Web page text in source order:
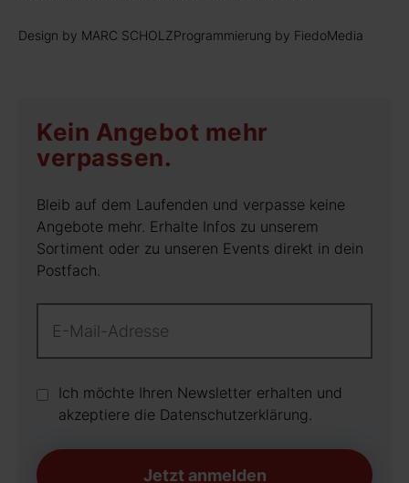
Design by MARC SCHOLZProgrammierung by FiedoMedia
Kein Angebot mehr
verpassen.
Bleib auf dem Laufenden und verpasse keine
Angebote mehr. Erhalte Infos zu unserem
Sortiment oder zu unseren Events direkt in dein
Postfach.
Ich möchte Ihren Newsletter erhalten und
akzeptiere die Datenschutz­erklärung.
Jetzt anmelden